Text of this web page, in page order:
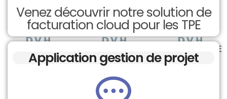
Venez découvrir notre solution de
facturation cloud pour les TPE
Application gestion de projet